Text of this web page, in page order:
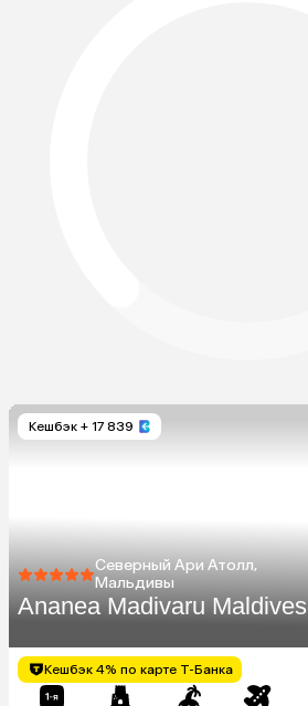
Кешбэк + 17 839
Северный Ари Атолл,
Мальдивы
Ananea Madivaru Maldives
Кешбэк 4% по карте Т-Банка